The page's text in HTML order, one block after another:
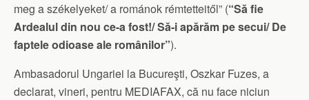
meg a székelyeket/ a románok rémtetteitől” (“Să fie
Ardealul din nou ce-a fost!/ Să-i apărăm pe secui/ De
faptele odioase ale românilor”).
Ambasadorul Ungariei la Bucureşti, Oszkar Fuzes, a
declarat, vineri, pentru MEDIAFAX, că nu face niciun